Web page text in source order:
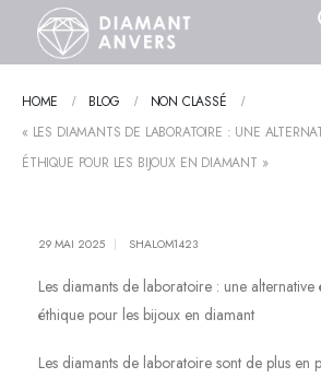
HOME BLOG
NON CLASSÉ
« LES DIAMANTS DE LABORATOIRE : UNE
ÉTHIQUE POUR LES BIJOUX EN DIAMANT »
29 MAI 2025 SHALOM1423
Les diamants de laboratoire : une
éthique pour les bijoux en diamant
Les diamants de laboratoire sont de plus en